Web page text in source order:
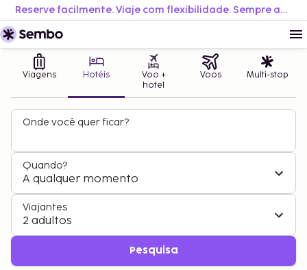
Reserve facilmente. Viaje com flexibilidade. Sempre ao melhor preço.
Viagens Hotéis
Voo +
hotel
Voos Multi-stop
Onde você quer ficar?
Quando?
A qualquer momento
Viajantes
2 adultos
Pesquisa